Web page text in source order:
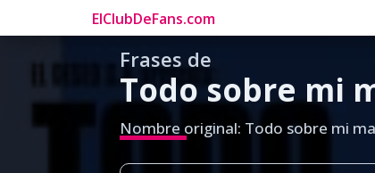
ElClubDeFans.com
Frases de
Todo sobre mi
Nombre original: Todo sobre mi